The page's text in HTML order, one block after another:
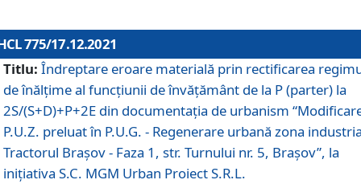
775/17.12.2021
Titlu: Îndreptare eroare materială prin rectificarea
de înălţime al funcţiunii de învăţământ de la P (parter) la
2S/(S+D)+P+2E din documentaţia de urbanism
P.U.Z. preluat în P.U.G. - Regenerare urbană zona
Tractorul Braşov - Faza 1, str. Turnului nr. 5, Braşov”, la
iniţiativa S.C. MGM Urban Proiect S.R.L.